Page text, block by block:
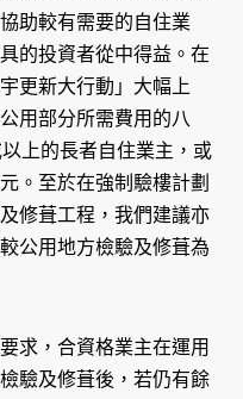
助較有需要的自住業
的投資者從中得益。在
更新大行動」大幅上
用部分所需費用的八
上的長者自住業主，或
。至於在強制驗樓計劃
修葺工程，我們建議亦
公用地方檢驗及修葺為
求，合資格業主在運用
驗及修葺後，若仍有餘